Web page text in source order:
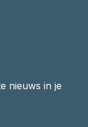
nieuws in je